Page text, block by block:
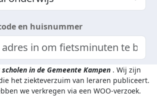
en huisnummer
scholen in de Gemeente Kampen . Wij zijn
het ziekteverzuim van leraren publiceert.
we verkregen via een WOO-verzoek.